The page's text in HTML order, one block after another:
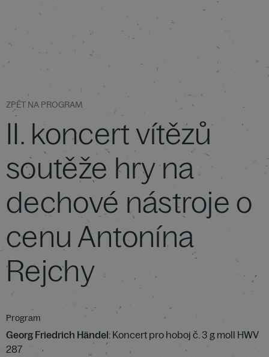
ZPĚT NA PROGRAM
II. koncert vítězů
soutěže hry na
dechové nástroje o
cenu Antonína
Rejchy
Program
Georg Friedrich Händel: Koncert pro hoboj č. 3 g moll HWV
287